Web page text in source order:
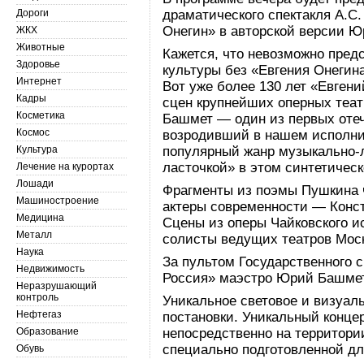
драматического спектакля
Онегин» в авторской версии
Кажется, что невозможно
культуры без «Евгения
Вот уже более 130 лет
сцен крупнейших оперных
Башмет — один из первых
возродивший в нашем
популярный жанр
ласточкой» в этом
Фрагменты из поэмы
актеры современности —
Сцены из оперы Чайковского
солисты ведущих театров
За пультом Государственного
Россия» маэстро Юрий
Уникальное световое и
постановки. Уникальный
непосредственно на
специально подготовленной
Дороги
ЖКХ
Животные
Здоровье
Интернет
Кадры
Косметика
Космос
Культура
Лечение на курортах
Лошади
Машиностроение
Медицина
Металл
Наука
Недвижимость
Неразрушающий
контроль
Нефтегаз
Образование
Обувь